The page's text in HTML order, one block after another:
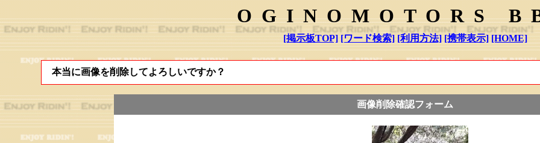
OGINOMOTORS
[掲示板TOP] [ワード検索] [利用方法] [携帯表示] [HOME]
本当に画像を削除してよろしいですか？
画像削除確認フォーム